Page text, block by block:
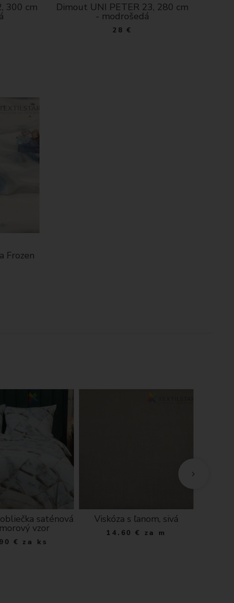
300 cm Dimout UNI PETER 23, 280 cm
- modrošedá
28 €
Frozen
saténová
vzor
€ za ks
Viskóza s ľanom, sivá
14.60 € za m